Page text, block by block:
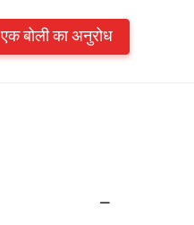
एक बोली का अनुरोध